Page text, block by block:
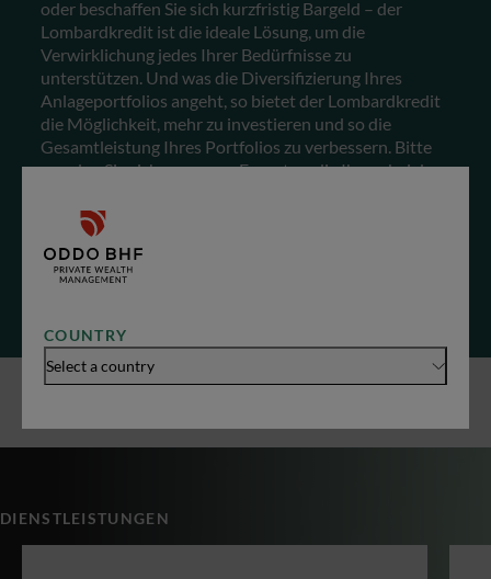
COUNTRY
Select a country
oder beschaffen Sie sich kurzfristig Bargeld – der
Lombardkredit ist die ideale Lösung, um die
Verwirklichung jedes Ihrer Bedürfnisse zu
unterstützen. Und was die Diversifizierung Ihres
Anlageportfolios angeht, so bietet der Lombardkredit
die Möglichkeit, mehr zu investieren und so die
Gesamtleistung Ihres Portfolios zu verbessern. Bitte
wenden Sie sich an unsere Experten, die Ihnen bei der
in Bezug auf Vermögensallokation und
Risikomanagement entspricht.
DIENSTLEISTUNGEN